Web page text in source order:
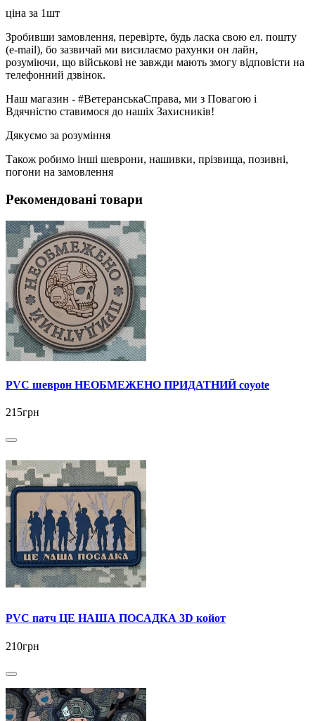
ціна за 1шт
Зробивши замовлення, перевірте, будь ласка свою ел. пошту
(e-mail), бо зазвичай ми висилаємо рахунки он лайн,
розуміючи, що військові не завжди мають змогу відповісти на
телефонний дзвінок.
Наш магазин - #ВетеранськаСправа, ми з Повагою і
Вдячністю ставимося до нашіх Захисників!
Дякуємо за розуміння
Також робимо інші шеврони, нашивки, прізвища, позивні,
погони на замовлення
Рекомендовані товари
PVC шеврон НЕОБМЕЖЕНО ПРИДАТНИЙ coyote
215грн
PVC патч ЦЕ НАША ПОСАДКА 3D койот
210грн